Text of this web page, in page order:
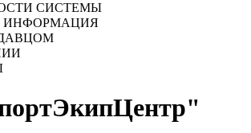
СИСТЕМЫ
ИНФОРМАЦИЯ